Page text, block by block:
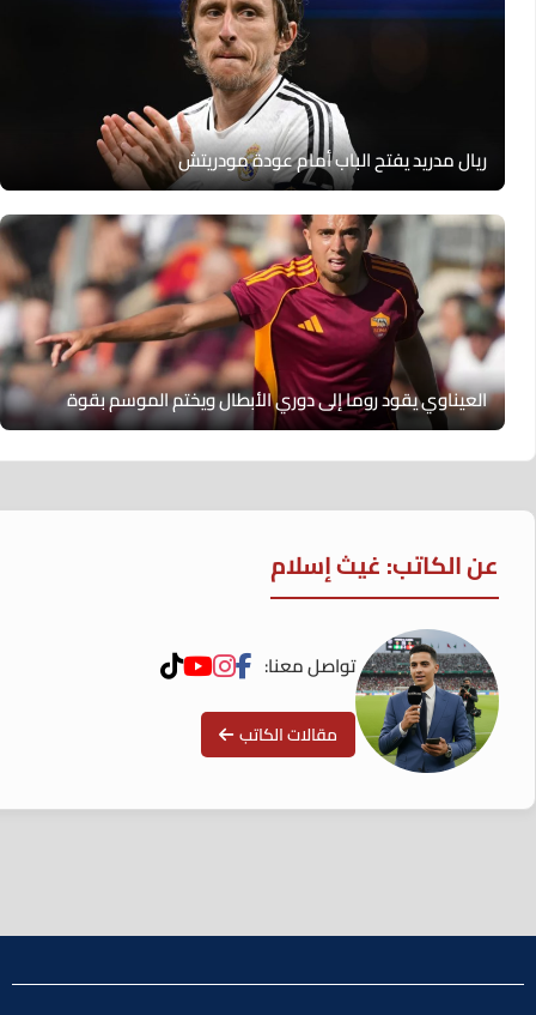
ريال مدريد يفتح الباب أمام عودة مودريتش
العيناوي يقود روما إلى دوري الأبطال ويختم الموسم بقوة
عن الكاتب: غيث إسلام
تواصل معنا:
مقالات الكاتب